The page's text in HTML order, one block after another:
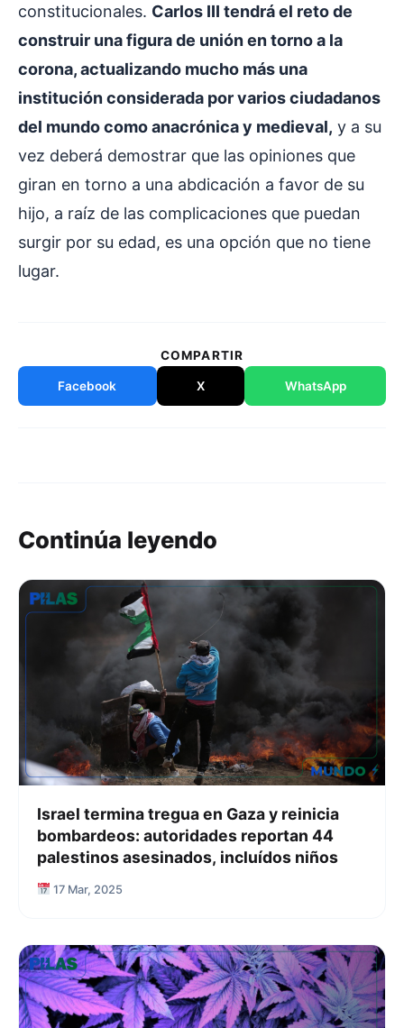
constitucionales. Carlos III tendrá el reto de
construir una figura de unión en torno a la
corona, actualizando mucho más una
institución considerada por varios ciudadanos
del mundo como anacrónica y medieval, y a su
vez deberá demostrar que las opiniones que
giran en torno a una abdicación a favor de su
hijo, a raíz de las complicaciones que puedan
surgir por su edad, es una opción que no tiene
lugar.
COMPARTIR
Facebook X WhatsApp
Continúa leyendo
Israel termina tregua en Gaza y reinicia
bombardeos: autoridades reportan 44
palestinos asesinados, incluídos niños
17 Mar, 2025